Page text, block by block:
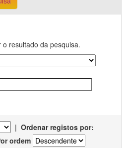
resultado da pesquisa.
| Ordenar registos por:
ordem